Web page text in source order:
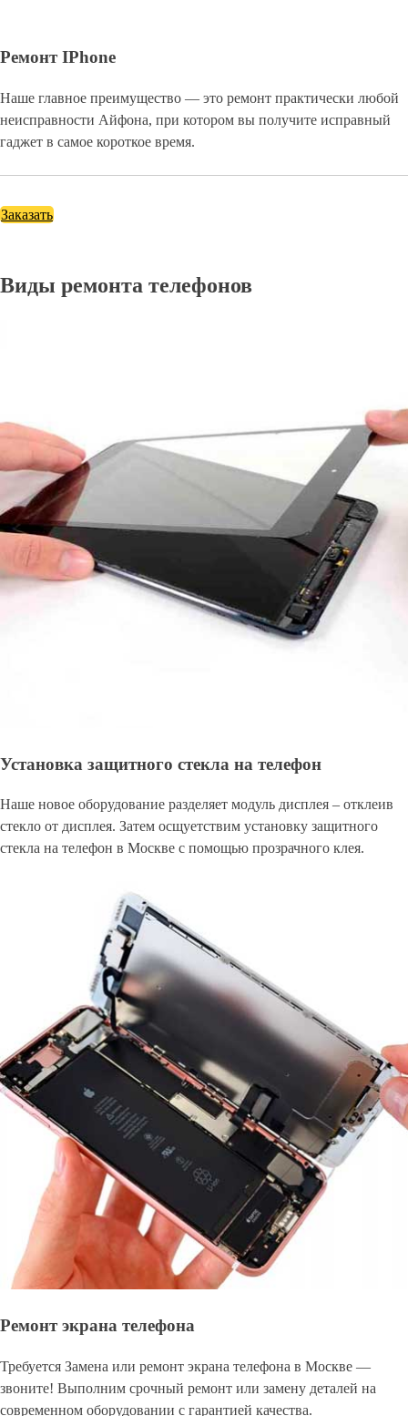
Ремонт IPhone
Наше главное преимущество — это ремонт практически любой
неисправности Айфона, при котором вы получите исправный
гаджет в самое короткое время.
Заказать
Виды ремонта телефонов
Установка защитного стекла на телефон
Наше новое оборудование разделяет модуль дисплея – отклеив
стекло от дисплея. Затем осщуетствим установку защитного
стекла на телефон в Москве с помощью прозрачного клея.
Ремонт экрана телефона
Требуется Замена или ремонт экрана телефона в Москве —
звоните! Выполним срочный ремонт или замену деталей на
современном оборудовании с гарантией качества.